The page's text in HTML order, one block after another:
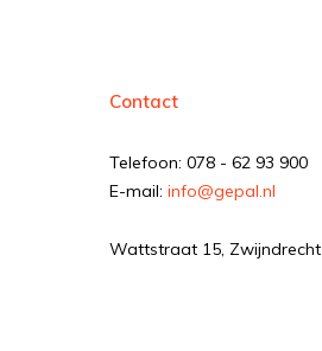
Contact
Telefoon: 078 - 62 93 900
E-mail: info@gepal.nl
Wattstraat 15, Zwijndrecht